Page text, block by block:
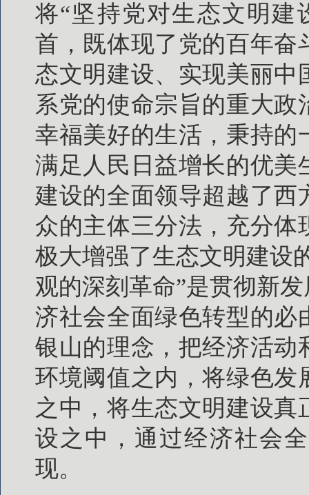
将“坚持党对生态文明建
首，既体现了党的百年奋
态文明建设、实现美丽
系党的使命宗旨的重大
幸福美好的生活，秉持的
满足人民日益增长的优美
建设的全面领导超越了
众的主体三分法，充分
极大增强了生态文明建设
观的深刻革命”是贯彻新
济社会全面绿色转型的必
银山的理念，把经济活动
环境阈值之内，将绿色发
之中，将生态文明建设
设之中，通过经济社会
现。